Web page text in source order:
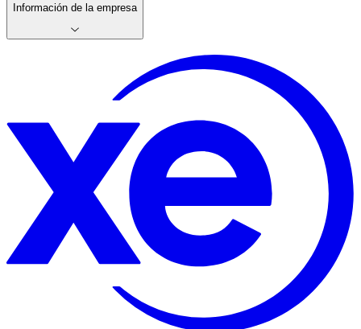
Información de la empresa